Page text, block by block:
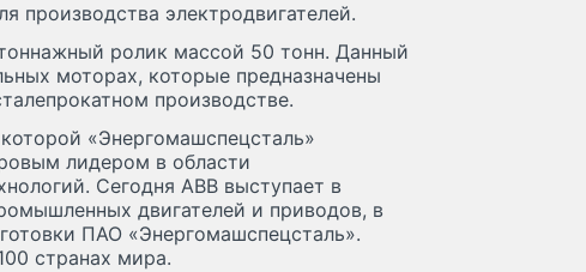
производства электродвигателей.
ролик массой 50 тонн. Данный
моторах, которые предназначены
производстве.
«Энергомашспецсталь»
лидером в области
Сегодня ABB выступает в
двигателей и приводов, в
ПАО «Энергомашспецсталь».
странах мира.